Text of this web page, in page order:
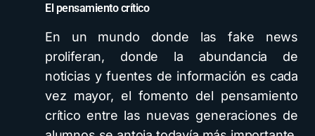
El pensamiento crítico
En un mundo donde las fake news
proliferan, donde la abundancia de
noticias y fuentes de información es cada
vez mayor, el fomento del pensamiento
crítico entre las nuevas generaciones de